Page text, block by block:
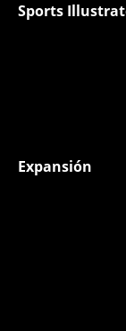
Sports
Expansión